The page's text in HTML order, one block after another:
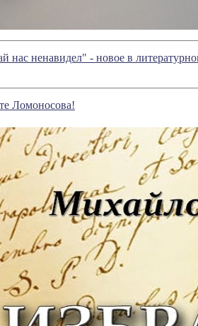
нас ненавидел" - новое в
Ломоносова!